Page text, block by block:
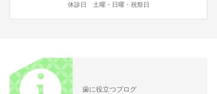
休診日 土曜・日曜・祝祭日
歯に役立つブログ